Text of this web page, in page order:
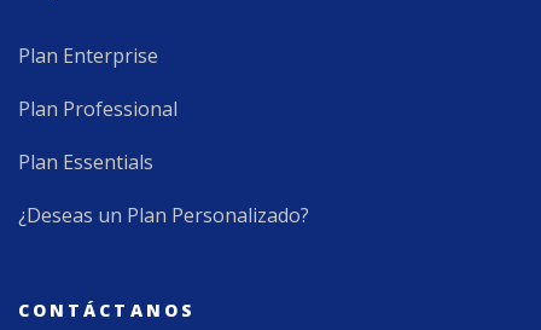
Plan Enterprise
Plan Professional
Plan Essentials
¿Deseas un Plan Personalizado?
CONTÁCTANOS